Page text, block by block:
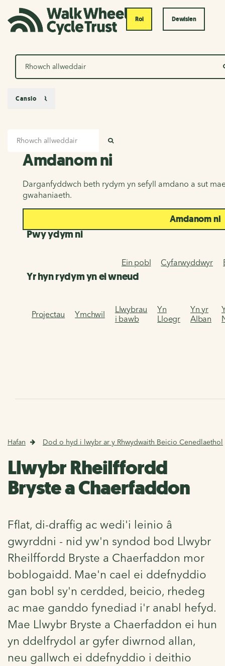
Roi Dewislen
Chwilio
Amdanom ni
Amdanom ni
Darganfyddwch beth rydym yn sefyll amdano a sut
gwahaniaeth.
Amdanom ni
Pwy ydym ni
Ein pobl Cyfarwyddwyr
Yr hyn rydym yn ei wneud
Projectau Ymchwil
Llwybrau
i bawb
Yn
Lloegr
Yn yr
Alban
Canslo
Hafan Dod o hyd i lwybr ar y Rhwydwaith Beicio Cenedlaethol
Llwybr Rheilffordd
Bryste a Chaerfaddon
Fflat, di-draffig ac wedi'i leinio â
gwyrddni - nid yw'n syndod bod Llwybr
Rheilffordd Bryste a Chaerfaddon mor
boblogaidd. Mae'n cael ei ddefnyddio
gan bobl sy'n cerdded, beicio, rhedeg
ac mae ganddo fynediad i'r anabl hefyd.
Mae Llwybr Bryste a Chaerfaddon ei hun
yn ddelfrydol ar gyfer diwrnod allan,
neu gallwch ei ddefnyddio i deithio